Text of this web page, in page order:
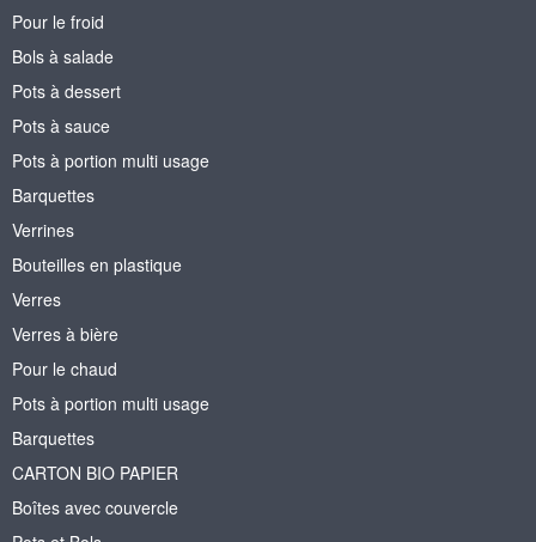
Pour le froid
Bols à salade
Pots à dessert
Pots à sauce
Pots à portion multi usage
Barquettes
Verrines
Bouteilles en plastique
Verres
Verres à bière
Pour le chaud
Pots à portion multi usage
Barquettes
CARTON BIO PAPIER
Boîtes avec couvercle